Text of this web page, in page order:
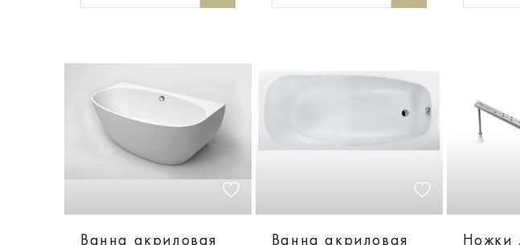
Ванна акриловая
Ванна акриловая
Ножки